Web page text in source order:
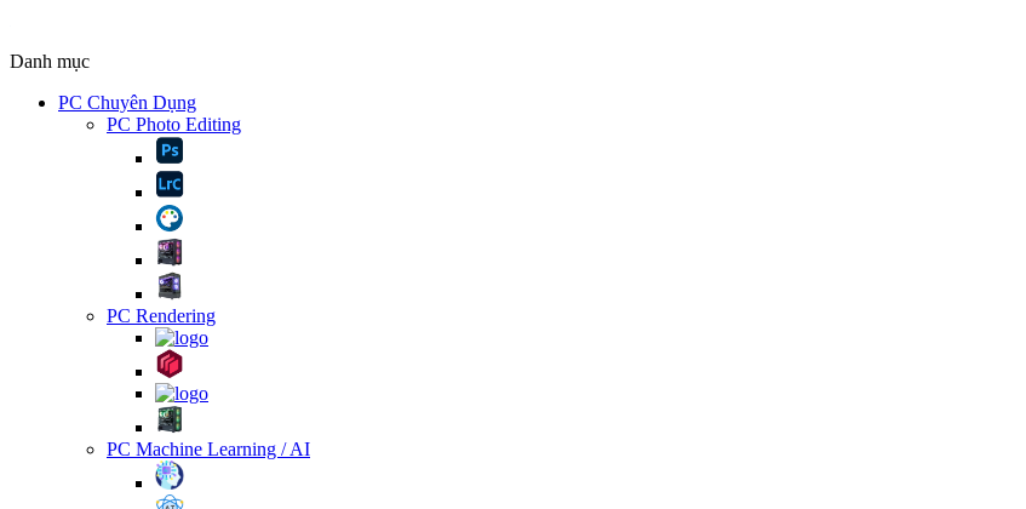
Danh mục
PC Chuyên Dụng
PC Photo Editing
PC Rendering
PC Machine Learning / AI